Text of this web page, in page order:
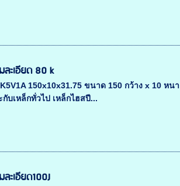
ะเอียด 80 k
150x10x31.75 ขนาด 150 กว้าง x 10 ห
บเหล็กทั่วไป เหล็กไฮสปี...
ะเอียด100J